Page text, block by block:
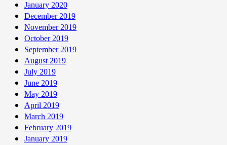
January 2020
December 2019
November 2019
October 2019
September 2019
August 2019
July 2019
June 2019
May 2019
April 2019
March 2019
February 2019
January 2019